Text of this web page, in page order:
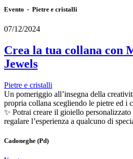
Evento - Pietre e cristalli
07/12/2024
Crea la tua collana con
Jewels
Pietre e cristalli
Un pomeriggio all’insegna della
propria collana scegliendo le pietre ed i
✨ Potrai creare il gioiello personalizzato
regalare l’esperienza a qualcuno di
Cadoneghe (Pd)